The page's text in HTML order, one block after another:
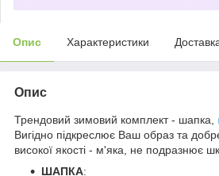
Опис Характеристики
Опис
Трендовий зимовий комплект - шапка,
Вигідно підкреслює Ваш образ та
високої якості - м'яка, не подразнює
ШАПКА: